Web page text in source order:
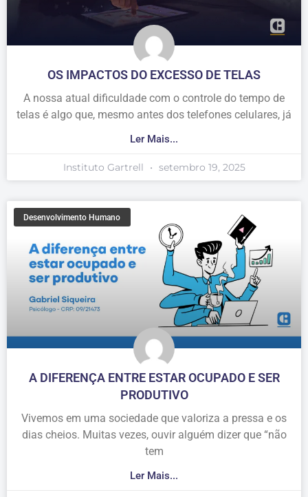
OS IMPACTOS DO EXCESSO DE TELAS
A nossa atual dificuldade com o controle do tempo de
telas é algo que, mesmo antes dos telefones celulares, já
Ler Mais...
Instituto Gartrell setembro 19, 2025
Desenvolvimento Humano
A DIFERENÇA ENTRE ESTAR OCUPADO E SER
PRODUTIVO
Vivemos em uma sociedade que valoriza a pressa e os
dias cheios. Muitas vezes, ouvir alguém dizer que “não
tem
Ler Mais...